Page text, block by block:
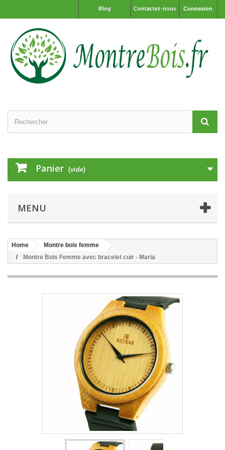
Connexion
Contactez-nous
Blog
Panier (vide)
MENU
Home
Montre bois femme
Montre Bois Femme avec bracelet cuir - Maria